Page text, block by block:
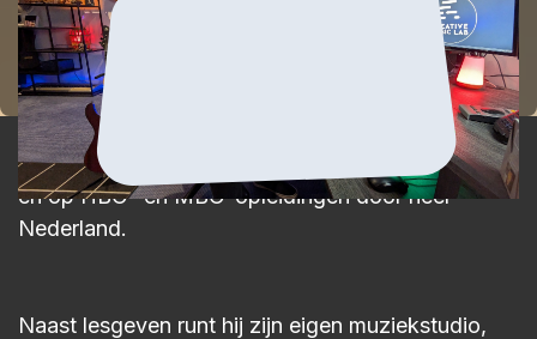
Gitaarlestilburg.nl
Bart
Hennephof
ervaring in de muziekindustrie.
Bart heeft lesgegeven bij diverse muziekscholen
en op HBO- en MBO-opleidingen door heel
Nederland.
Naast lesgeven runt hij zijn eigen muziekstudio,